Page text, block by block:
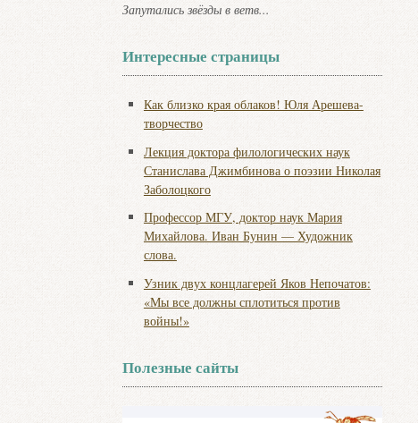
Запутались звёзды в ветв...
Интересные страницы
Как близко края облаков! Юля Арешева-
творчество
Лекция доктора филологических наук
Станислава Джимбинова о поэзии Николая
Заболоцкого
Профессор МГУ, доктор наук Мария
Михайлова. Иван Бунин — Художник
слова.
Узник двух концлагерей Яков Непочатов:
«Мы все должны сплотиться против
войны!»
Полезные сайты